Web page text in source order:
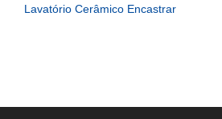
Lavatório Cerâmico Encastrar